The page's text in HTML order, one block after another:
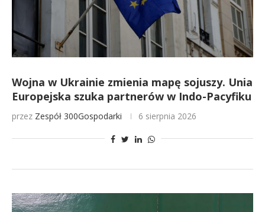
Wojna w Ukrainie zmienia mapę sojuszy. Unia
Europejska szuka partnerów w Indo-Pacyfiku
przez Zespół 300Gospodarki 6 sierpnia 2026